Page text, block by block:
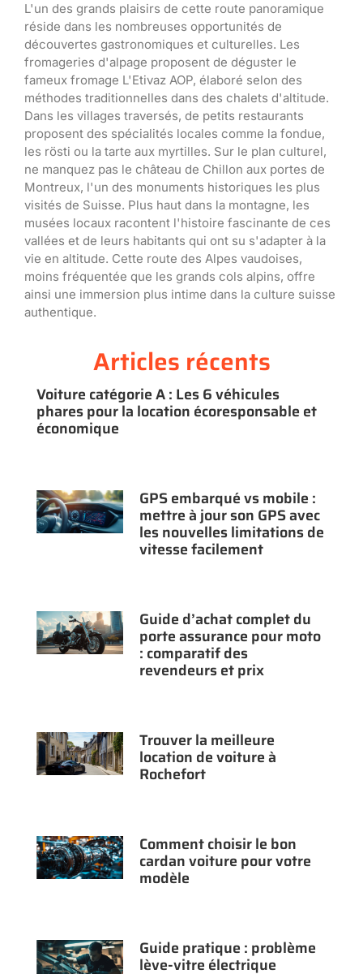
L'un des grands plaisirs de cette route panoramique
réside dans les nombreuses opportunités de
découvertes gastronomiques et culturelles. Les
fromageries d'alpage proposent de déguster le
fameux fromage L'Etivaz AOP, élaboré selon des
méthodes traditionnelles dans des chalets d'altitude.
Dans les villages traversés, de petits restaurants
proposent des spécialités locales comme la fondue,
les rösti ou la tarte aux myrtilles. Sur le plan culturel,
ne manquez pas le château de Chillon aux portes de
Montreux, l'un des monuments historiques les plus
visités de Suisse. Plus haut dans la montagne, les
musées locaux racontent l'histoire fascinante de ces
vallées et de leurs habitants qui ont su s'adapter à la
vie en altitude. Cette route des Alpes vaudoises,
moins fréquentée que les grands cols alpins, offre
ainsi une immersion plus intime dans la culture suisse
authentique.
Articles récents
Voiture catégorie A : Les 6 véhicules
phares pour la location écoresponsable et
économique
GPS embarqué vs mobile :
mettre à jour son GPS avec
les nouvelles limitations de
vitesse facilement
Guide d’achat complet du
porte assurance pour moto
: comparatif des
revendeurs et prix
Trouver la meilleure
location de voiture à
Rochefort
Comment choisir le bon
cardan voiture pour votre
modèle
Guide pratique : problème
lève-vitre électrique